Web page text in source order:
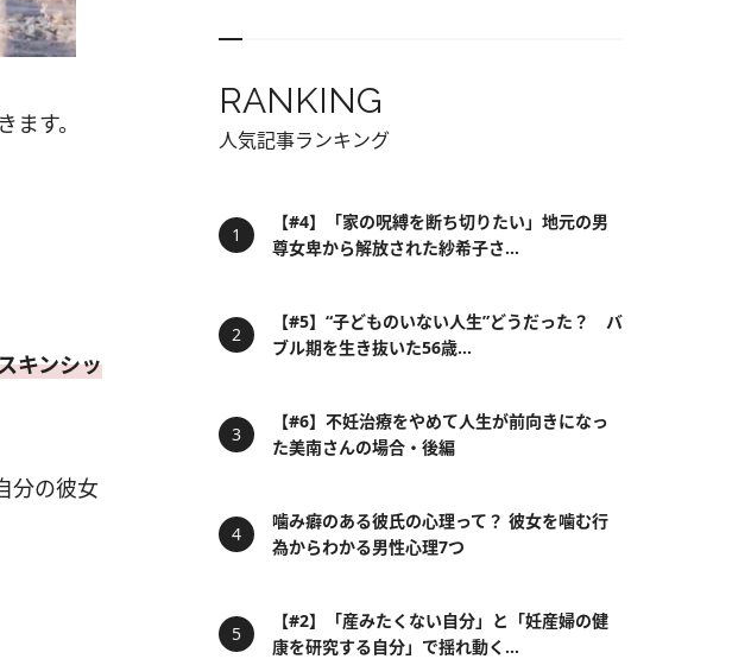
す。
キンシッ
分の彼女
RANKING
人気記事ランキング
【#4】「家の呪縛を断ち切りたい」地元の男
尊女卑から解放された紗希子さ...
【#5】“子どものいない人生”どうだった？ バ
ブル期を生き抜いた56歳...
【#6】不妊治療をやめて人生が前向きになっ
た美南さんの場合・後編
噛み癖のある彼氏の心理って？ 彼女を噛む行
為からわかる男性心理7つ
【#2】「産みたくない自分」と「妊産婦の健
康を研究する自分」で揺れ動く...